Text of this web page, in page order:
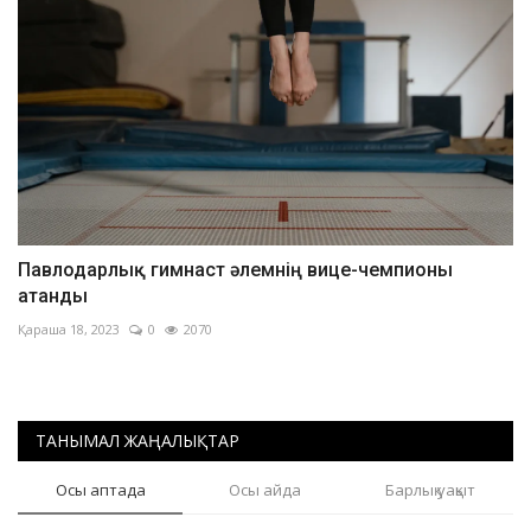
Павлодарлық гимнаст әлемнің вице-чемпионы
атанды
Қараша 18, 2023 0 2070
ТАНЫМАЛ ЖАҢАЛЫҚТАР
Осы аптада Осы айда Барлық уақыт